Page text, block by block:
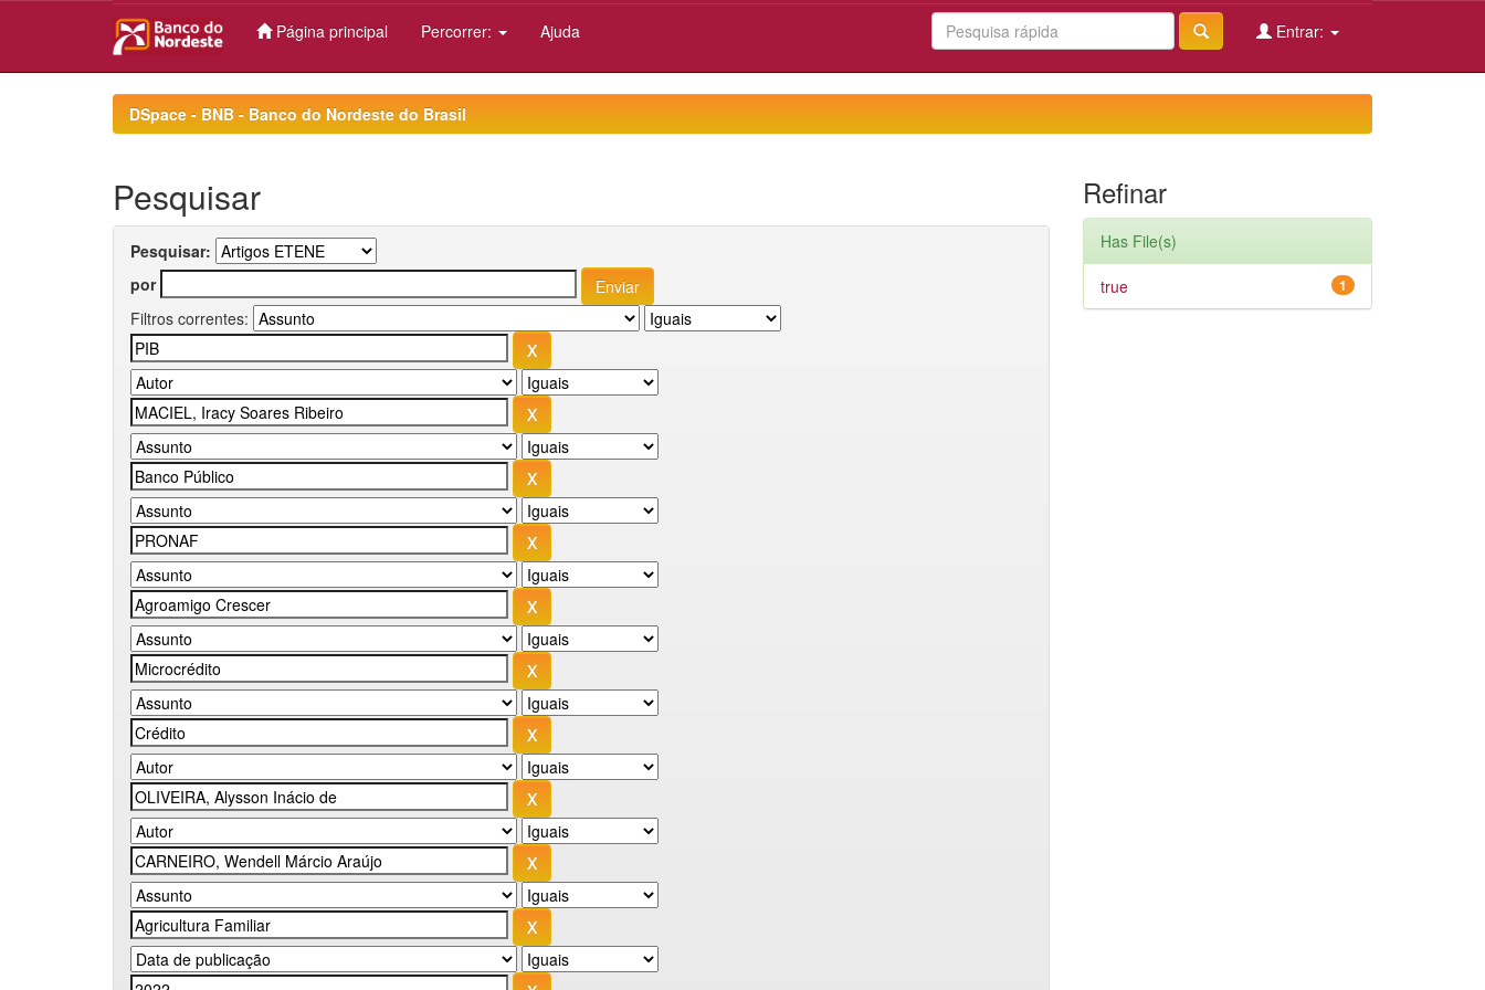
Página principal Percorrer: Ajuda Entrar:
DSpace - BNB - Banco do Nordeste do Brasil
Pesquisar
Pesquisar:
por
Filtros correntes:
Refinar
Has File(s)
1
true